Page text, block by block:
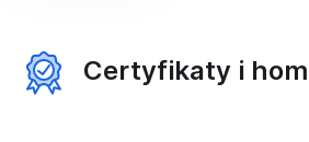
Certyfikaty i